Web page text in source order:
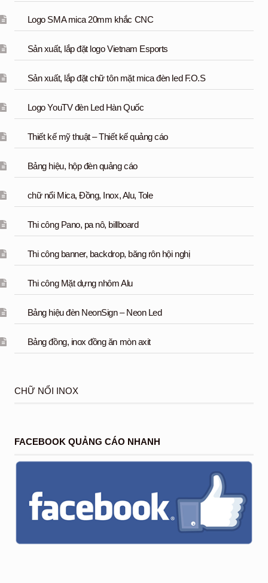
Logo SMA mica 20mm khắc CNC
Sản xuất, lắp đặt logo Vietnam Esports
Sản xuất, lắp đặt chữ tôn mặt mica đèn led F.O.S
Logo YouTV đèn Led Hàn Quốc
Thiết kế mỹ thuật – Thiết kế quảng cáo
Bảng hiệu, hộp đèn quảng cáo
chữ nổi Mica, Đồng, Inox, Alu, Tole
Thi công Pano, pa nô, billboard
Thi công banner, backdrop, băng rôn hội nghị
Thi công Mặt dựng nhôm Alu
Bảng hiệu đèn NeonSign – Neon Led
Bảng đồng, inox đồng ăn mòn axit
CHỮ NỔI INOX
FACEBOOK QUẢNG CÁO NHANH